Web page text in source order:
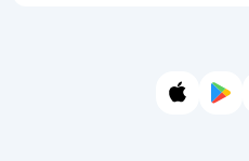
App Store